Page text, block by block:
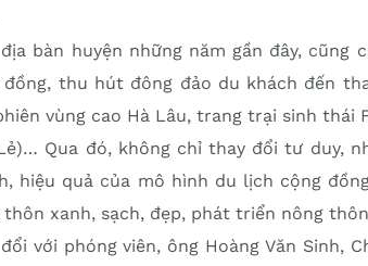
bàn huyện những năm gần đây,
đồng, thu hút đông đảo du khách đến
vùng cao Hà Lâu, trang trại sinh thái
Qua đó, không chỉ thay đổi tư duy,
hiệu quả của mô hình du lịch cộng
thôn xanh, sạch, đẹp, phát triển nông
với phóng viên, ông Hoàng Văn Sinh,